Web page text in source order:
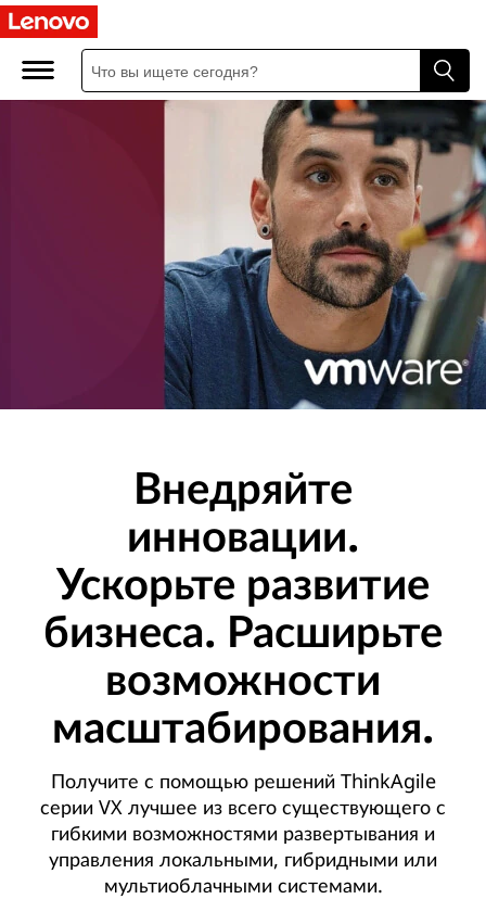
Внедряйте
инновации.
Ускорьте развитие
бизнеса. Расширьте
возможности
масштабирования.
Получите с помощью решений ThinkAgile
серии VX лучшее из всего существующего с
гибкими возможностями развертывания и
управления локальными, гибридными или
мультиоблачными системами.